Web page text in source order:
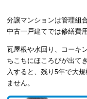
分譲マンションは管理組
中古一戸建てでは修繕費
瓦屋根や水回り、コーキ
ちこちにほころびが出て
入すると、残り5年で大
ません。